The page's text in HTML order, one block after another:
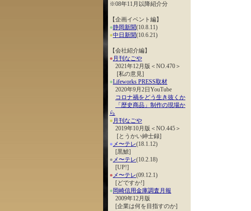
※08年11月以降紹介分
【企画イベント編】
●静岡新聞(10.8.11)
●中日新聞(10.6.21)
【会社紹介編】
● 月刊なごや
2021年12月版＜NO.470＞
[私の意見]
●Lifeworks PRESS取材
2020年9月2日YouTube
コロナ禍をどう生き抜くか
「歴史商品」制作の現場か
ら
● 月刊なごや
2019年10月版＜NO.445＞
[とうかい紳士録]
● メ〜テレ(18.1.12)
[黒鯱]
● メ〜テレ(10.2.18)
[UP!]
● メ〜テレ(09.12.1)
[どですか!]
● 岡崎信用金庫調査月報
2009年12月版
[企業は何を目指すのか]